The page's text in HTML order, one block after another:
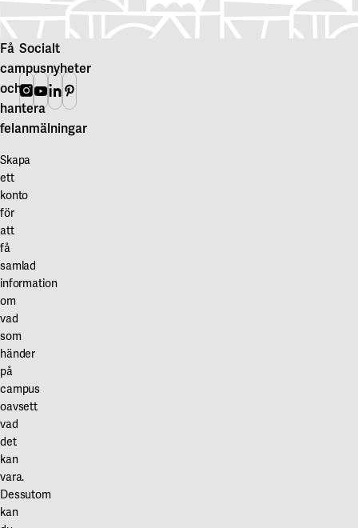
Få
campusnyheter
och
hantera
felanmälningar
Skapa
ett
konto
för
att
få
samlad
information
om
vad
som
händer
på
campus
oavsett
vad
det
kan
vara.
Dessutom
kan
Socialt
Instagram
Youtube
Linkedin
Pinterest